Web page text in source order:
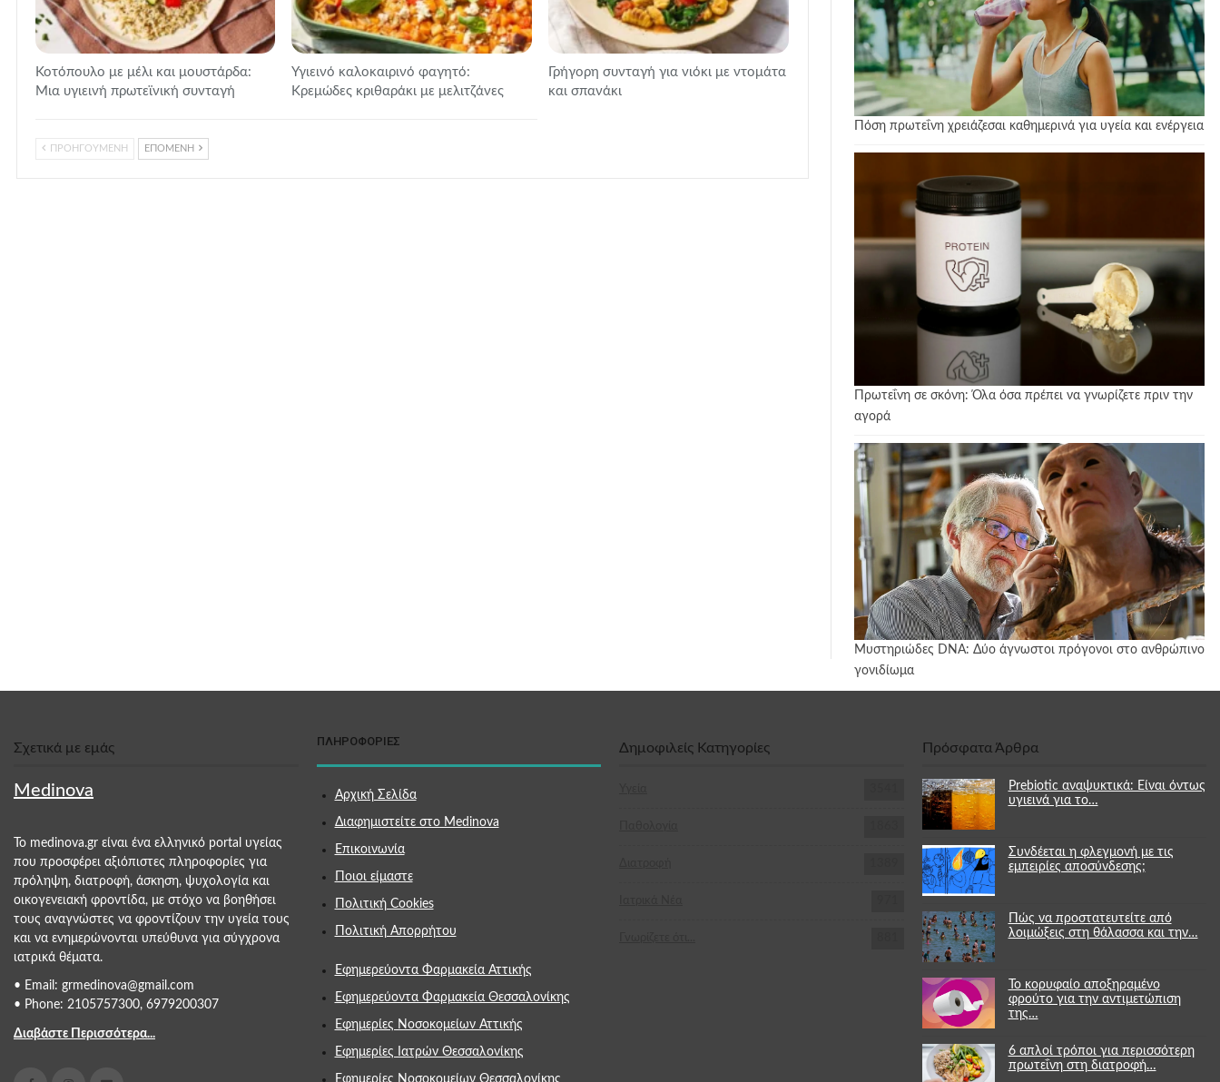
Κοτόπουλο με μέλι και μουστάρδα:
Μια υγιεινή πρωτεϊνική συνταγή
Υγιεινό καλοκαιρινό φαγητό:
Κρεμώδες κριθαράκι με μελιτζάνες
Γρήγορη συνταγή για νιόκι με ντομάτα
και σπανάκι
ΠΡΟΗΓΟΥΜΕΝΗ ΕΠΟΜΕΝΗ
Πόση πρωτεΐνη χρειάζεσαι καθημερινά για υγεία και ενέργεια
Πρωτεΐνη σε σκόνη: Όλα όσα πρέπει να γνωρίζετε πριν την
αγορά
Μυστηριώδες DNA: Δύο άγνωστοι πρόγονοι στο ανθρώπινο
γονιδίωμα
Σχετικά με εμάς
Medinova
Το medinova.gr είναι ένα ελληνικό portal υγείας
που προσφέρει αξιόπιστες πληροφορίες για
πρόληψη, διατροφή, άσκηση, ψυχολογία και
οικογενειακή φροντίδα, με στόχο να βοηθήσει
τους αναγνώστες να φροντίζουν την υγεία τους
και να ενημερώνονται υπεύθυνα για σύγχρονα
ιατρικά θέματα.
• Email: grmedinova@gmail.com
• Phone: 2105757300, 6979200307
Διαβάστε Περισσότερα...
ΠΛΗΡΟΦΟΡΙΕΣ
Αρχική Σελίδα
Διαφημιστείτε στο Medinova
Επικοινωνία
Ποιοι είμαστε
Πολιτική Cookies
Πολιτική Απορρήτου
Εφημερεύοντα Φαρμακεία Αττικής
Εφημερεύοντα Φαρμακεία Θεσσαλονίκης
Εφημερίες Νοσοκομείων Αττικής
Εφημερίες Ιατρών Θεσσαλονίκης
Εφημερίες Νοσοκομείων Θεσσαλονίκης
Δημοφιλείς Κατηγορίες Πρόσφατα Άρθρα
Prebiotic αναψυκτικά: Είναι όντως
υγιεινά για το…
Συνδέεται η φλεγμονή με τις
εμπειρίες αποσύνδεσης;
Πώς να προστατευτείτε από
λοιμώξεις στη θάλασσα και την…
Το κορυφαίο αποξηραμένο
φρούτο για την αντιμετώπιση
της…
6 απλοί τρόποι για περισσότερη
πρωτεΐνη στη διατροφή…